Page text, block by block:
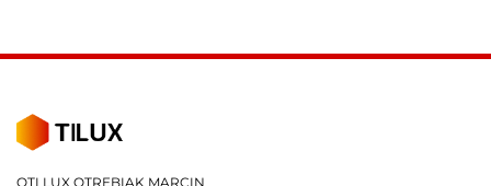
OTI LUX OTRĘBIAK MARCIN